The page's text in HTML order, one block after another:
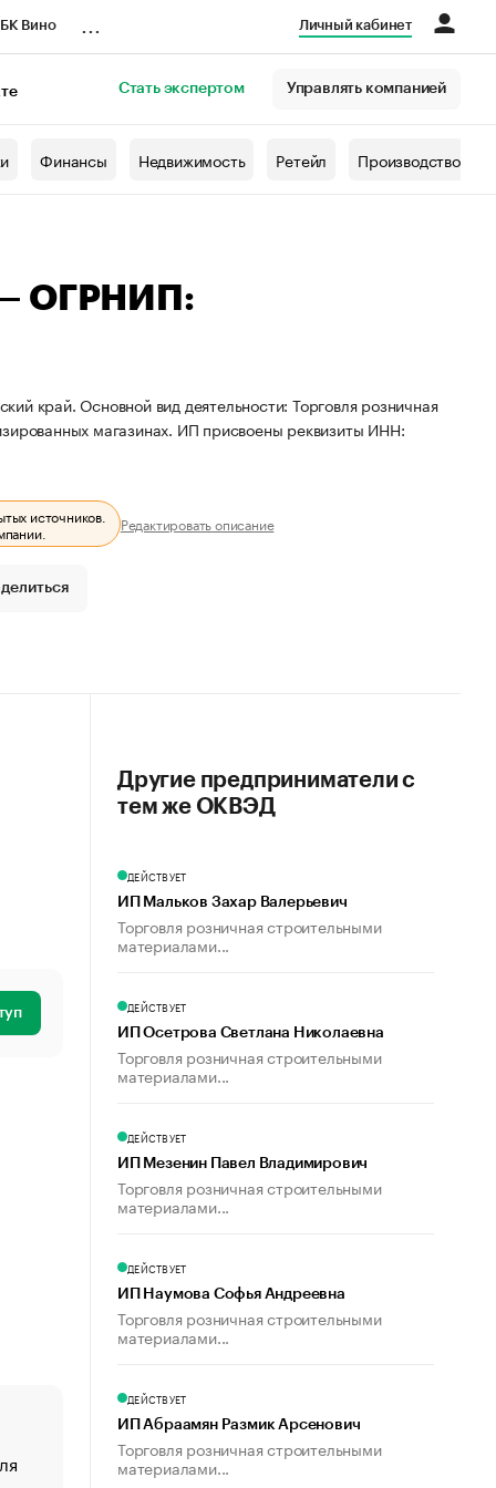
Вино Личный кабинет
Стать экспертом Управлять компанией
Финансы Недвижимость Ретейл Производство
ОГРНИП:
край. Основной вид деятельности: Торговля розничная
магазинах. ИП присвоены реквизиты ИНН:
источников.
Редактировать описание
«От спорта тело стареет иначе». Как живет глава
Другие предприниматели с
тем же ОКВЭД
ДЕЙСТВУЕТ
ИП Мальков Захар Валерьевич
Торговля розничная строительными
материалами...
ДЕЙСТВУЕТ
ИП Осетрова Светлана Николаевна
Торговля розничная строительными
материалами...
ДЕЙСТВУЕТ
ИП Мезенин Павел Владимирович
Торговля розничная строительными
материалами...
ДЕЙСТВУЕТ
ИП Наумова Софья Андреевна
Торговля розничная строительными
материалами...
ДЕЙСТВУЕТ
ИП Абраамян Размик Арсенович
Торговля розничная строительными
материалами...